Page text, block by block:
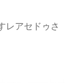
レアセドゥさ